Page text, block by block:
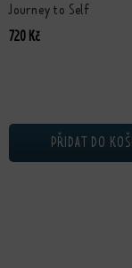
Journey to Self
720 Kč
PŘIDAT DO